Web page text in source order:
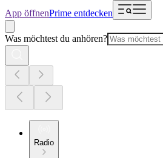
App öffnenPrime entdecken
Was möchtest du anhören?
Radio